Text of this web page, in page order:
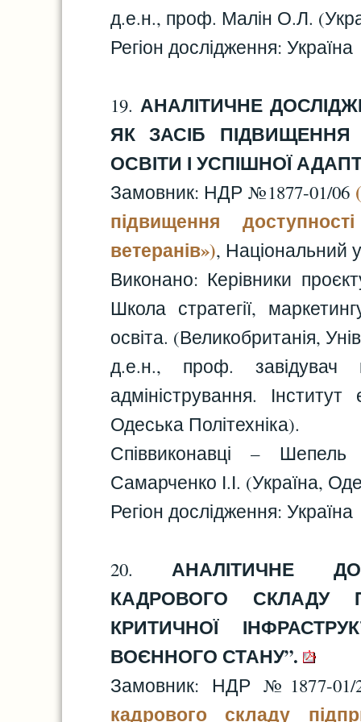
д.е.н., проф. Малін О.Л.
Регіон дослідження: Україна
19. АНАЛІТИЧНЕ
ЯК ЗАСІБ ПІДВИЩЕННЯ
ОСВІТИ І УСПІШНОЇ
Замовник: НДР №1877-01/06
підвищення
ветеранів»), Національний
Виконано: Керівники
Школа стратегії,
освіта. (Великобританія,
д.е.н., проф. завідувач
адміністрування.
Одеська Політехніка).
Співвиконавці –
Самарченко І.І. (Україна,
Регіон дослідження: Україна
20. АНАЛІТИЧНЕ
КАДРОВОГО СКЛАДУ
КРИТИЧНОЇ
ВОЄННОГО СТАНУ”.
Замовник: НДР №1877-
кадрового складу